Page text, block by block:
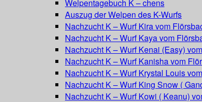
Welpentagebuch K – chens
Auszug der Welpen des K-Wurfs
Nachzucht K – Wurf Kira vom
Nachzucht K – Wurf Kaya vom
Nachzucht K – Wurf Kenai (Easy)
Nachzucht K – Wurf Kanisha vom
Nachzucht K – Wurf Krystal Louis
Nachzucht K – Wurf King Snow (
Nachzucht K – Wurf Kowi ( Keanu)